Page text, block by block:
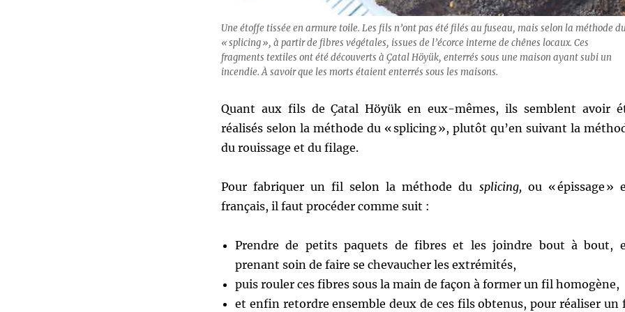
Une étoffe tissée en armure toile. Les fils n’ont pas été filés au fuseau, mais selon la méthode du
« splicing », à partir de fibres végétales, issues de l’écorce interne de chênes locaux. Ces
fragments textiles ont été découverts à Çatal Höyük, enterrés sous une maison ayant subi un
incendie. À savoir que les morts étaient enterrés sous les maisons.
Quant aux fils de Çatal Höyük en eux-mêmes, ils semblent avoir
réalisés selon la méthode du « splicing », plutôt qu’en suivant la
du rouissage et du filage.
Pour fabriquer un fil selon la méthode du splicing, ou «épissage »
français, il faut procéder comme suit :
Prendre de petits paquets de fibres et les joindre bout à bout,
prenant soin de faire se chevaucher les extrémités,
puis rouler ces fibres sous la main de façon à former un fil homogène,
et enfin retordre ensemble deux de ces fils obtenus, pour réaliser un